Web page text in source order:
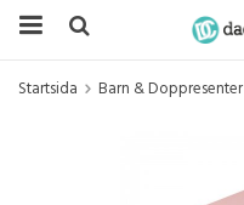
Startsida Barn & Doppresenter